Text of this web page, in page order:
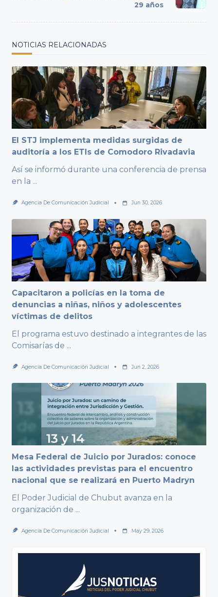
29 años
NOTICIAS RELACIONADAS
El STJ implementa medidas surgidas de
auditoría a los ETIs de Comodoro Rivadavia
Así se informó durante una conferencia de prensa
en la ...
Agencia De Comunicación Judicial Jun 30, 2026
Capacitaron a policías en la toma de
denuncias a niñas, niños y adolescentes
víctimas de delitos
El programa estuvo destinado a integrantes de las
Comisarías de ...
Agencia De Comunicación Judicial Jun 2, 2026
Mesa Federal de Juicio por Jurados: conoce
las actividades previstas para el encuentro
nacional que se realizará en Puerto Madryn
El Poder Judicial de Chubut avanza en la
organización de ...
Agencia De Comunicación Judicial May 29, 2026